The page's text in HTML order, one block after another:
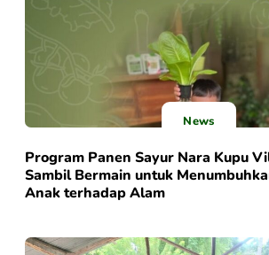
News
Program Panen Sayur Nara Kupu
Sambil Bermain untuk
Anak terhadap Alam